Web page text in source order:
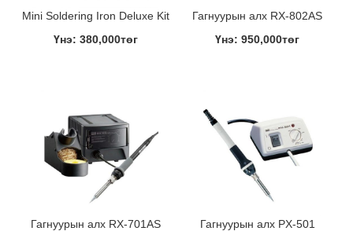
Mini Soldering Iron Deluxe Kit
Үнэ: 380,000төг
Гагнуурын алх RX-802AS
Үнэ: 950,000төг
Гагнуурын алх RX-701AS
Гагнуурын алх PX-501